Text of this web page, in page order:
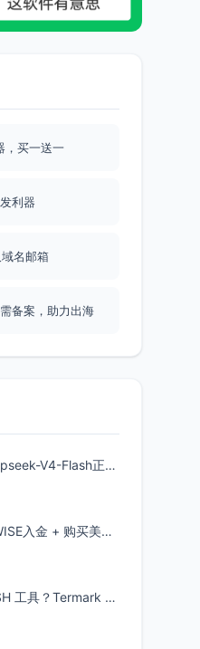
，买一送一
利器
名邮箱
备案，助力出海
七牛云已经能用上Deepseek-V4-Flash正式版了，点此领取300万Token
美国第一证券开户 + WISE入金 + 购买美股全流程分享
还在用老式 SSH 工具？Termark 新一代跨平台智能SSH客户端了解一下